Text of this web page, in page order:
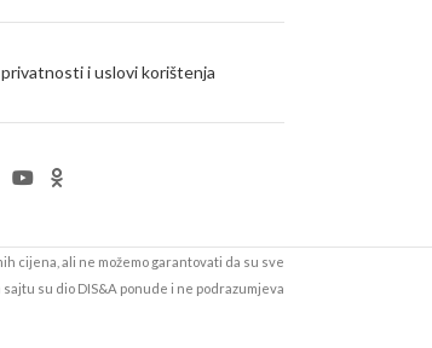
i uslovi korištenja
cijena, ali ne možemo garantovati da su sve
su dio DIS&A ponude i ne podrazumjeva